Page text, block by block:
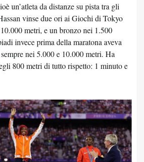
un’atleta da distanze su pista tra gli
vinse due ori ai Giochi di Tokyo
metri, e un bronzo nei 1.500
invece prima della maratona aveva
nei 5.000 e 10.000 metri. Ha
800 metri di tutto rispetto: 1 minuto e